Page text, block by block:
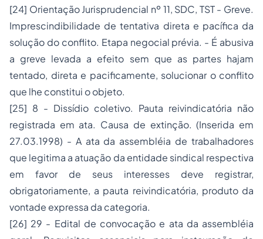
[24] Orientação Jurisprudencial nº 11, SDC, TST - Greve.
Imprescindibilidade de tentativa direta e pacífica da
solução do conflito. Etapa negocial prévia. - É abusiva
a greve levada a efeito sem que as partes hajam
tentado, direta e pacificamente, solucionar o conflito
que lhe constitui o objeto.
[25] 8 - Dissídio coletivo. Pauta reivindicatória não
registrada em ata. Causa de extinção. (Inserida em
27.03.1998) - A ata da assembléia de trabalhadores
que legitima a atuação da entidade sindical respectiva
em favor de seus interesses deve registrar,
obrigatoriamente, a pauta reivindicatória, produto da
vontade expressa da categoria.
[26] 29 - Edital de convocação e ata da assembléia